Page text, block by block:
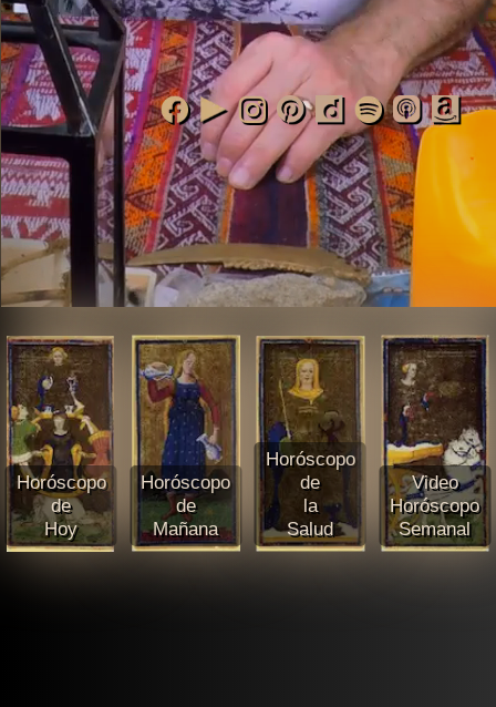
Horóscopo
de
Hoy
Horóscopo
de
Mañana
Horóscopo
de
la
Salud
Video
Horóscopo
Semanal